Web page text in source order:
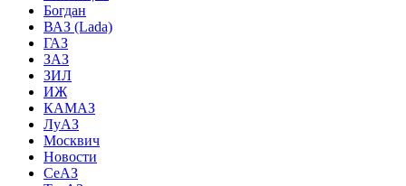
Богдан
ВАЗ (Lada)
ГАЗ
ЗАЗ
ЗИЛ
ИЖ
КАМАЗ
ЛуАЗ
Москвич
Новости
СеАЗ